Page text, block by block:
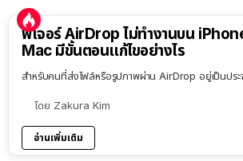
ฟีเจอร์ AirDrop ไม่ทำงานบน
Mac มีขั้นตอนแก้ไขอย่างไร
สำหรับคนที่ส่งไฟล์หรือรูปภาพผ่าน AirDrop อยู่เป็นปร
โดย Zakura Kim
อ่านเพิ่มเติม